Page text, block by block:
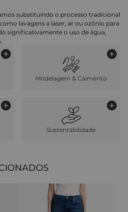
substituindo o processo tradicional
lavagens a laser, ar ou ozônio para
significativamente o uso de água,
Modelagem & Caimento
Sustentabilidade